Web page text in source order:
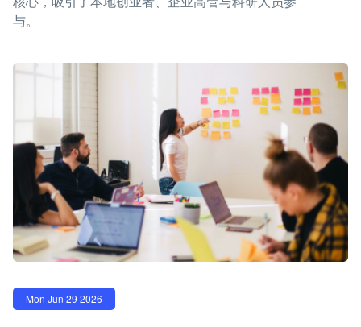
与。
Mon Jun 29 2026